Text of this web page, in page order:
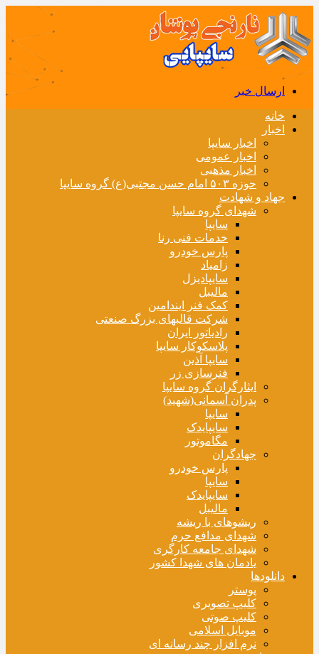
ارسال خبر
خانه
اخبار
اخبار سایپا
اخبار عمومی
اخبار مذهبی
حوزه ۵۰۳ امام حسن مجتبی(ع) گروه سایپا
جهاد و شهادت
شهدای گروه سایپا
سایپا
خدمات فنی رنا
پارس خودرو
زامیاد
سایپادیزل
مالیبل
کمک فنر ایندامین
شرکت قالبهای بزرگ صنعتی
رادیاتور ایران
پلاسکوکار سایپا
سایپا آذین
فنرسازی زر
ایثارگران گروه سایپا
پدران آسمانی(شهید)
سایپا
سایپایدک
مگاموتور
جهادگران
پارس خودرو
سایپا
سایپایدک
مالیبل
ریشوهای با ریشه
شهدای مدافع حرم
شهدای جامعه کارگری
یادمان های شهدا کشور
دانلودها
پوستر
کلیپ تصویری
کلیپ صوتی
موبایل اسلامی
نرم افزار چند رسانه ای